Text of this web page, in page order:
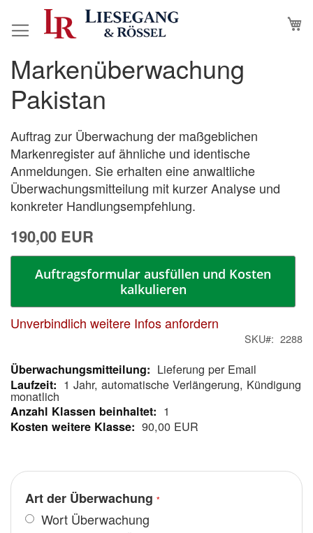
zum
Markenüberwachung
Pakistan
Auftrag zur Überwachung der maßgeblichen
Markenregister auf ähnliche und identische
Anmeldungen. Sie erhalten eine anwaltliche
Überwachungsmitteilung mit kurzer Analyse und
konkreter Handlungsempfehlung.
190,00 EUR
Auftragsformular ausfüllen und Kosten
kalkulieren
Unverbindlich weitere Infos anfordern
SKU 2288
Mehr
Informationen
Lieferung per Email
1 Jahr, automatische Verlängerung, Kündigung
monatlich
1
90,00 EUR
Zum
Ende
der
Bildergalerie
springen
Zum
Anfang
der
Bildergalerie
springen
Art der Überwachung
Wort Überwachung